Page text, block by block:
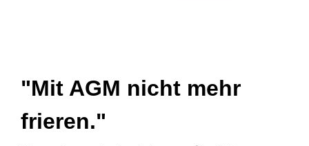
"Mit AGM nicht mehr
frieren."